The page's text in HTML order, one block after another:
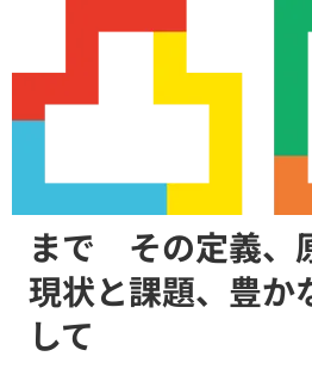
知的障がいの原因
まで その定義、
現状と課題、豊か
して